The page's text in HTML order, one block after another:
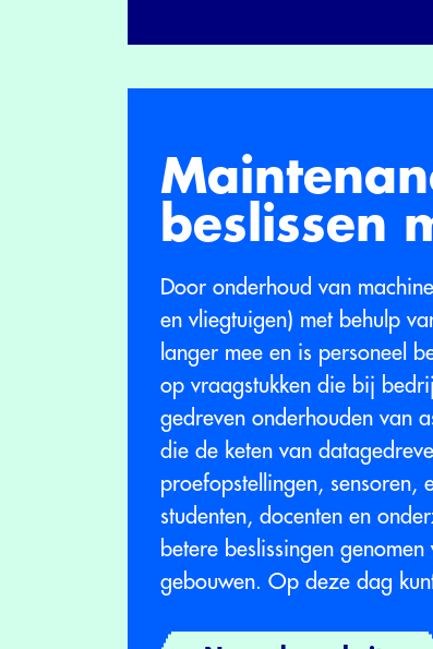
beslissen
Door onderhoud van
en vliegtuigen) met behulp
langer mee en is personeel
op vraagstukken die bij
gedreven onderhouden van
die de keten van
proefopstellingen, sensoren,
studenten, docenten en
betere beslissingen
gebouwen. Op deze dag